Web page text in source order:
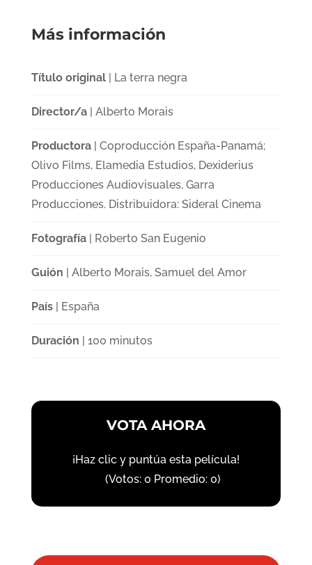
Más información
Título original| La terra negra
Director/a| Alberto Morais
Productora| Coproducción España-Panamá;
Olivo Films, Elamedia Estudios, Dexiderius
Producciones Audiovisuales, Garra
Producciones. Distribuidora: Sideral Cinema
Fotografía| Roberto San Eugenio
Guión | Alberto Morais, Samuel del Amor
País| España
Duración | 100 minutos
VOTA AHORA
¡Haz clic y puntúa esta película!
(Votos: 0 Promedio: 0)